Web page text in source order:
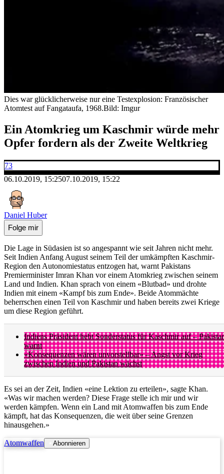
Dies war glücklicherweise nur eine Testexplosion: Französischer
Atomtest auf Fangataufa, 1968.Bild: Imgur
Ein Atomkrieg um Kaschmir würde mehr
Opfer fordern als der Zweite Weltkrieg
73
06.10.2019, 15:2507.10.2019, 15:22
Daniel Huber
Folge mir
Die Lage in Südasien ist so angespannt wie seit Jahren nicht mehr.
Seit Indien Anfang August seinem Teil der umkämpften Kaschmir-
Region den Autonomiestatus entzogen hat, warnt Pakistans
Premierminister Imran Khan vor einem Atomkrieg zwischen seinem
Land und Indien. Khan sprach von einem «Blutbad» und drohte
Indien mit einem «Kampf bis zum Ende». Beide Atommächte
beherrschen einen Teil von Kaschmir und haben bereits zwei Kriege
um diese Region geführt.
Indiens Präsident hebt Sonderstatus für Kaschmir auf –
warnt
«Konsequenzen wären unvorstellbar» – Angst vor Krieg
zwischen Indien und Pakistan wächst
Es sei an der Zeit, Indien «eine Lektion zu erteilen», sagte Khan.
«Was wir machen werden? Diese Frage stelle ich mir und wir
werden kämpfen. Wenn ein Land mit Atomwaffen bis zum Ende
kämpft, hat das Konsequenzen, die weit über seine Grenzen
hinausgehen.»
Atomwaffen Abonnieren